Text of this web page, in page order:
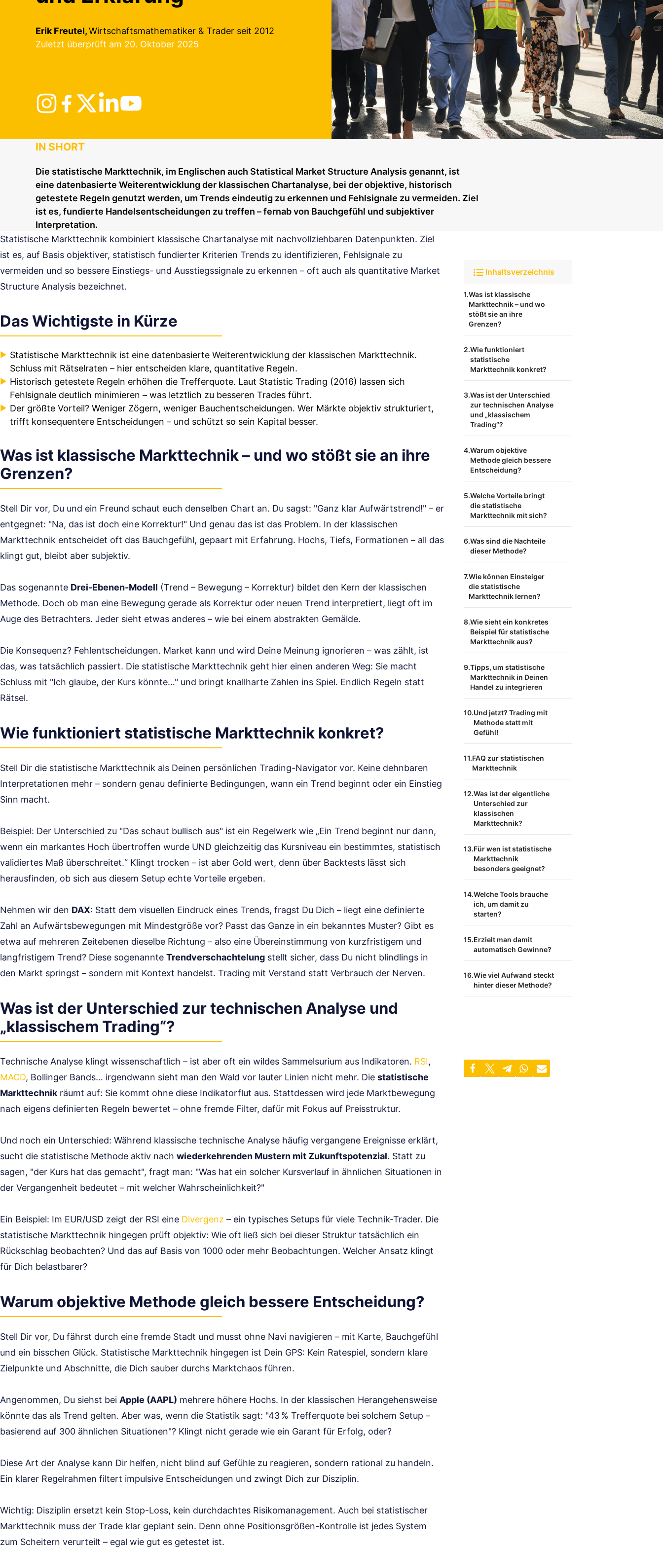
Erik Freutel,Wirtschaftsmathematiker & Trader seit 2012
Zuletzt überprüft am 20. Oktober 2025
IN SHORT
Die statistische Markttechnik, im Englischen auch Statistical Market Structure Analysis genannt, ist
eine datenbasierte Weiterentwicklung der klassischen Chartanalyse, bei der objektive, historisch
getestete Regeln genutzt werden, um Trends eindeutig zu erkennen und Fehlsignale zu vermeiden. Ziel
ist es, fundierte Handelsentscheidungen zu treffen – fernab von Bauchgefühl und subjektiver
Interpretation.
Statistische Markttechnik kombiniert klassische Chartanalyse mit nachvollziehbaren Datenpunkten. Ziel
ist es, auf Basis objektiver, statistisch fundierter Kriterien Trends zu identifizieren, Fehlsignale zu
vermeiden und so bessere Einstiegs- und Ausstiegssignale zu erkennen – oft auch als quantitative Market
Structure Analysis bezeichnet.
Das Wichtigste in Kürze
Statistische Markttechnik ist eine datenbasierte Weiterentwicklung der klassischen Markttechnik.
Schluss mit Rätselraten – hier entscheiden klare, quantitative Regeln.
Historisch getestete Regeln erhöhen die Trefferquote. Laut Statistic Trading (2016) lassen sich
Fehlsignale deutlich minimieren – was letztlich zu besseren Trades führt.
Der größte Vorteil? Weniger Zögern, weniger Bauchentscheidungen. Wer Märkte objektiv strukturiert,
trifft konsequentere Entscheidungen – und schützt so sein Kapital besser.
Was ist klassische Markttechnik – und wo stößt sie an ihre
Grenzen?
Stell Dir vor, Du und ein Freund schaut euch denselben Chart an. Du sagst: "Ganz klar Aufwärtstrend!" – er
entgegnet: "Na, das ist doch eine Korrektur!" Und genau das ist das Problem. In der klassischen
Markttechnik entscheidet oft das Bauchgefühl, gepaart mit Erfahrung. Hochs, Tiefs, Formationen – all das
klingt gut, bleibt aber subjektiv.
Das sogenannte Drei-Ebenen-Modell (Trend – Bewegung – Korrektur) bildet den Kern der klassischen
Methode. Doch ob man eine Bewegung gerade als Korrektur oder neuen Trend interpretiert, liegt oft im
Auge des Betrachters. Jeder sieht etwas anderes – wie bei einem abstrakten Gemälde.
Die Konsequenz? Fehlentscheidungen. Market kann und wird Deine Meinung ignorieren – was zählt, ist
das, was tatsächlich passiert. Die statistische Markttechnik geht hier einen anderen Weg: Sie macht
Schluss mit "Ich glaube, der Kurs könnte…" und bringt knallharte Zahlen ins Spiel. Endlich Regeln statt
Rätsel.
Wie funktioniert statistische Markttechnik konkret?
Stell Dir die statistische Markttechnik als Deinen persönlichen Trading-Navigator vor. Keine dehnbaren
Interpretationen mehr – sondern genau definierte Bedingungen, wann ein Trend beginnt oder ein Einstieg
Sinn macht.
Beispiel: Der Unterschied zu "Das schaut bullisch aus" ist ein Regelwerk wie „Ein Trend beginnt nur dann,
wenn ein markantes Hoch übertroffen wurde UND gleichzeitig das Kursniveau ein bestimmtes, statistisch
validiertes Maß überschreitet.“ Klingt trocken – ist aber Gold wert, denn über Backtests lässt sich
herausfinden, ob sich aus diesem Setup echte Vorteile ergeben.
Nehmen wir den DAX: Statt dem visuellen Eindruck eines Trends, fragst Du Dich – liegt eine definierte
Zahl an Aufwärtsbewegungen mit Mindestgröße vor? Passt das Ganze in ein bekanntes Muster? Gibt es
etwa auf mehreren Zeitebenen dieselbe Richtung – also eine Übereinstimmung von kurzfristigem und
langfristigem Trend? Diese sogenannte Trendverschachtelung stellt sicher, dass Du nicht blindlings in
den Markt springst – sondern mit Kontext handelst. Trading mit Verstand statt Verbrauch der Nerven.
Was ist der Unterschied zur technischen Analyse und
„klassischem Trading“?
Technische Analyse klingt wissenschaftlich – ist aber oft ein wildes Sammelsurium aus Indikatoren. RSI,
MACD, Bollinger Bands… irgendwann sieht man den Wald vor lauter Linien nicht mehr. Die statistische
Markttechnik räumt auf: Sie kommt ohne diese Indikatorflut aus. Stattdessen wird jede Marktbewegung
nach eigens definierten Regeln bewertet – ohne fremde Filter, dafür mit Fokus auf Preisstruktur.
Und noch ein Unterschied: Während klassische technische Analyse häufig vergangene Ereignisse erklärt,
sucht die statistische Methode aktiv nach wiederkehrenden Mustern mit Zukunftspotenzial. Statt zu
sagen, "der Kurs hat das gemacht", fragt man: "Was hat ein solcher Kursverlauf in ähnlichen Situationen in
der Vergangenheit bedeutet – mit welcher Wahrscheinlichkeit?"
Ein Beispiel: Im EUR/USD zeigt der RSI eine Divergenz – ein typisches Setups für viele Technik-Trader. Die
statistische Markttechnik hingegen prüft objektiv: Wie oft ließ sich bei dieser Struktur tatsächlich ein
Rückschlag beobachten? Und das auf Basis von 1000 oder mehr Beobachtungen. Welcher Ansatz klingt
für Dich belastbarer?
Warum objektive Methode gleich bessere Entscheidung?
Stell Dir vor, Du fährst durch eine fremde Stadt und musst ohne Navi navigieren – mit Karte, Bauchgefühl
und ein bisschen Glück. Statistische Markttechnik hingegen ist Dein GPS: Kein Ratespiel, sondern klare
Zielpunkte und Abschnitte, die Dich sauber durchs Marktchaos führen.
Angenommen, Du siehst bei Apple (AAPL) mehrere höhere Hochs. In der klassischen Herangehensweise
könnte das als Trend gelten. Aber was, wenn die Statistik sagt: "43 % Trefferquote bei solchem Setup –
basierend auf 300 ähnlichen Situationen"? Klingt nicht gerade wie ein Garant für Erfolg, oder?
Diese Art der Analyse kann Dir helfen, nicht blind auf Gefühle zu reagieren, sondern rational zu handeln.
Ein klarer Regelrahmen filtert impulsive Entscheidungen und zwingt Dich zur Disziplin.
Wichtig: Disziplin ersetzt kein Stop-Loss, kein durchdachtes Risikomanagement. Auch bei statistischer
Markttechnik muss der Trade klar geplant sein. Denn ohne Positionsgrößen-Kontrolle ist jedes System
zum Scheitern verurteilt – egal wie gut es getestet ist.
Inhaltsverzeichnis
Was ist klassische
Markttechnik – und wo
stößt sie an ihre
Grenzen?
Wie funktioniert
statistische
Markttechnik konkret?
Was ist der Unterschied
zur technischen Analyse
und „klassischem
Trading“?
Warum objektive
Methode gleich bessere
Entscheidung?
Welche Vorteile bringt
die statistische
Markttechnik mit sich?
Was sind die Nachteile
dieser Methode?
Wie können Einsteiger
die statistische
Markttechnik lernen?
Wie sieht ein konkretes
Beispiel für statistische
Markttechnik aus?
Tipps, um statistische
Markttechnik in Deinen
Handel zu integrieren
Und jetzt? Trading mit
Methode statt mit
Gefühl!
FAQ zur statistischen
Markttechnik
Was ist der eigentliche
Unterschied zur
klassischen
Markttechnik?
Für wen ist statistische
Markttechnik
besonders geeignet?
Welche Tools brauche
ich, um damit zu
starten?
Erzielt man damit
automatisch Gewinne?
Wie viel Aufwand steckt
hinter dieser Methode?